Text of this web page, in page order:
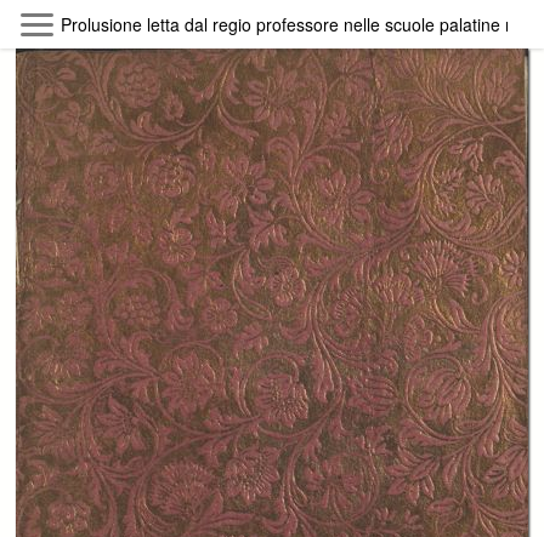
Skip to main content
Byterfly
Follow The Byterfly And Enjoy Open
Knowledge
Policy Collections Providers Exhibitions
Search Term
Prolusione letta dal regio professore nelle scuole palatine